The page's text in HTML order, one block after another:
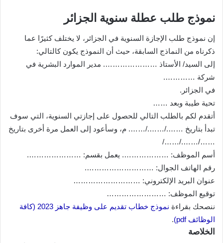
نموذج طلب عطلة سنوية الجزائر
إن نموذج طلب الإجازة السنوية في الجزائر، لا يختلف كثيرًا عما
ذكرناه من النماذج السابقة، حيث أن النموذج يكون كالتالي:
إلى السيد/ الأستاذ …………………. مدير الموارد البشرية في
شركة ………….
في الجزائر.
تحية طيبة وبعد ……
أتقدم لكم بالطلب التالي للحصول على إجازتي السنوية، التي سوف
تبدأ بتاريخ ……./……./……. م، وسأعود إلى العمل مرة أخرى بتاريخ
……/……./……/
أسم الموظف: ………………. يعمل بقسم: ………………….
رقم الهاتف الجوال: ……………………….
عنوان البريد الإلكتروني: ………………………
توقيع الموظف: ……………………
ننصحك بقراءة
نموذج خطاب تقديم على وظيفة جاهز 2023 (كافة
الوظائف pdf)
.
الخلاصة